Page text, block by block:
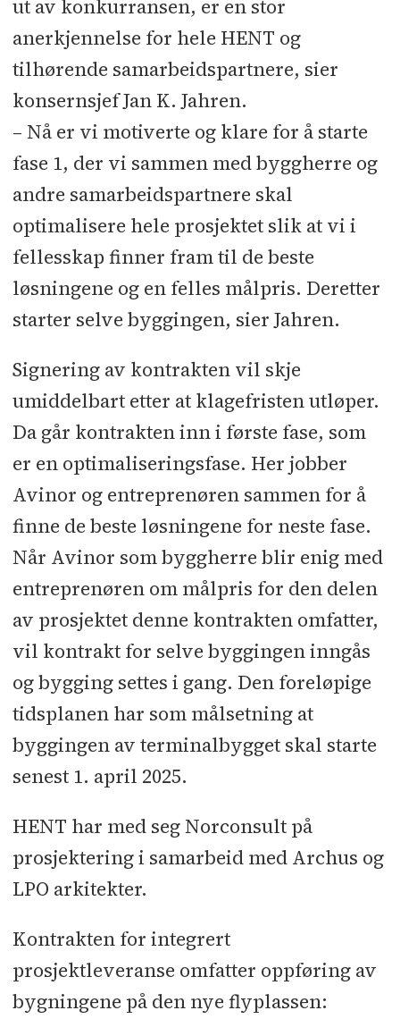
ut av konkurransen, er en stor
anerkjennelse for hele HENT og
tilhørende samarbeidspartnere, sier
konsernsjef Jan K. Jahren.
– Nå er vi motiverte og klare for å starte
fase 1, der vi sammen med byggherre og
andre samarbeidspartnere skal
optimalisere hele prosjektet slik at vi i
fellesskap finner fram til de beste
løsningene og en felles målpris. Deretter
starter selve byggingen, sier Jahren.
Signering av kontrakten vil skje
umiddelbart etter at klagefristen utløper.
Da går kontrakten inn i første fase, som
er en optimaliseringsfase. Her jobber
Avinor og entreprenøren sammen for å
finne de beste løsningene for neste fase.
Når Avinor som byggherre blir enig med
entreprenøren om målpris for den delen
av prosjektet denne kontrakten omfatter,
vil kontrakt for selve byggingen inngås
og bygging settes i gang. Den foreløpige
tidsplanen har som målsetning at
byggingen av terminalbygget skal starte
senest 1. april 2025.
HENT har med seg Norconsult på
prosjektering i samarbeid med Archus og
LPO arkitekter.
Kontrakten for integrert
prosjektleveranse omfatter oppføring av
bygningene på den nye flyplassen: